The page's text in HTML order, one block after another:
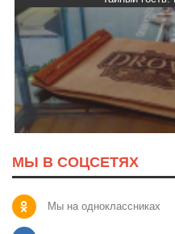
МЫ В СОЦСЕТЯХ
Мы на одноклассниках